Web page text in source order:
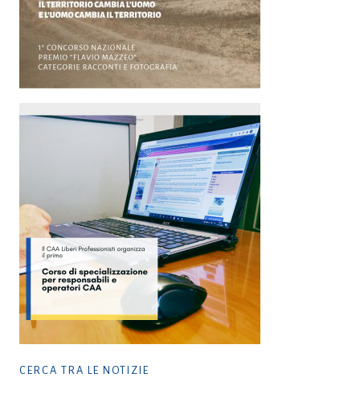
CERCA TRA LE NOTIZIE